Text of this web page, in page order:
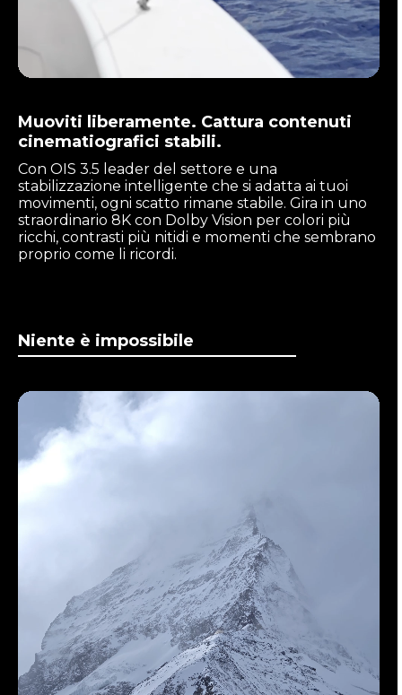
Muoviti liberamente. Cattura contenuti
cinematiografici stabili.
Con OIS 3.5 leader del settore e una
stabilizzazione intelligente che si adatta ai tuoi
movimenti, ogni scatto rimane stabile. Gira in uno
straordinario 8K con Dolby Vision per colori più
ricchi, contrasti più nitidi e momenti che sembrano
proprio come li ricordi.
Niente è impossibile